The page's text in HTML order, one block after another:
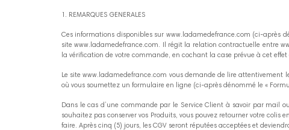
1. REMARQUES GENERALES
Ces informations disponibles sur www.ladamedefrance.com (ci-après
site www.ladamedefrance.com. Il régit la relation contractuelle entre
la vérification de votre commande, en cochant la case prévue à cet
Le site www.ladamedefrance.com vous demande de lire
où vous soumettez un formulaire en ligne (ci-après dénommé le «
Dans le cas d’une commande par le Service Client à savoir par mail
souhaitez pas conserver vos Produits, vous pouvez retourner votre colis
faire. Après cinq (5) jours, les CGV seront réputées acceptées et